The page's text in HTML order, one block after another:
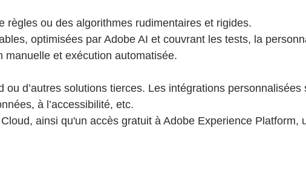
règles ou des algorithmes rudimentaires et rigides.
optimisées par Adobe AI et couvrant les tests, la
et exécution automatisée.
ou d’autres solutions tierces. Les intégrations
à l’accessibilité, etc.
ainsi qu'un accès gratuit à Adobe Experience Platform,